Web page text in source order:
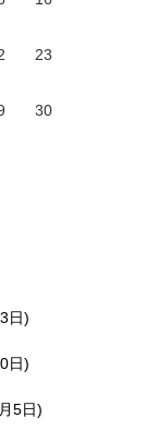
23
30
日)
日)
5日)